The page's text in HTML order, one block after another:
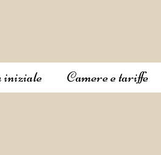
iniziale Camere e tariffe